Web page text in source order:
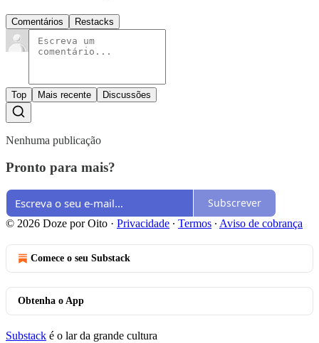
Comentários Restacks
Top Mais recente Discussões
Nenhuma publicação
Pronto para mais?
Subscrever
© 2026 Doze por Oito · Privacidade ∙ Termos ∙ Aviso de cobrança
Comece o seu Substack
Obtenha o App
Substack é o lar da grande cultura